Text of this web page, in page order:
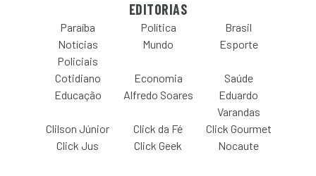
EDITORIAS
Paraíba Política
Brasil
Notícias
Policiais
Mundo Esporte
Cotidiano Economia
Saúde
Educação
Alfredo Soares
Eduardo
Varandas
Clilson Júnior
Click da Fé
Click Gourmet
Click Jus
Click Geek Nocaute